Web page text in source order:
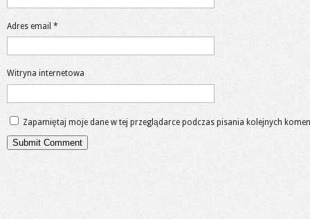
Adres email *
Witryna internetowa
Zapamiętaj moje dane w tej przeglądarce podczas pisania kolejnych